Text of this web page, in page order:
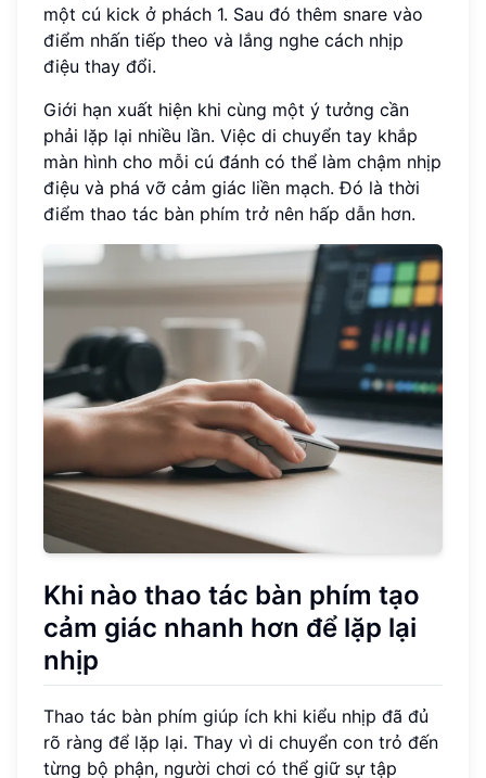
một cú kick ở phách 1. Sau đó thêm snare vào
điểm nhấn tiếp theo và lắng nghe cách nhịp
điệu thay đổi.
Giới hạn xuất hiện khi cùng một ý tưởng cần
phải lặp lại nhiều lần. Việc di chuyển tay khắp
màn hình cho mỗi cú đánh có thể làm chậm nhịp
điệu và phá vỡ cảm giác liền mạch. Đó là thời
điểm thao tác bàn phím trở nên hấp dẫn hơn.
Khi nào thao tác bàn phím tạo
cảm giác nhanh hơn để lặp lại
nhịp
Thao tác bàn phím giúp ích khi kiểu nhịp đã đủ
rõ ràng để lặp lại. Thay vì di chuyển con trỏ đến
từng bộ phận, người chơi có thể giữ sự tập